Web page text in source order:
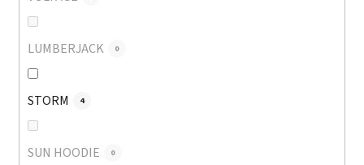
LUMBERJACK 0
STORM 4
SUN HOODIE 0